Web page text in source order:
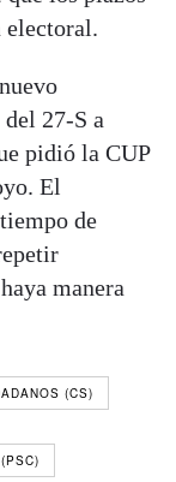
electoral.
27-S a
pidió la CUP
El
de
manera
(CS)